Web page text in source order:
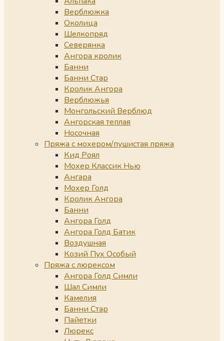
Верблюжка
Околица
Шелкопряд
Северянка
Ангора кролик
Банни
Банни Стар
Кролик Ангора
Верблюжья
Монгольский Верблюд
Ангорская теплая
Носочная
Пряжа с мохером/пушистая пряжа
Кид Роял
Мохер Классик Нью
Ангара
Мохер Голд
Кролик Ангора
Банни
Ангора Голд
Ангора Голд Батик
Воздушная
Козий Пух Особый
Пряжа с люрексом
Ангора Голд Симли
Шал Симли
Камелия
Банни Стар
Пайетки
Люрекс